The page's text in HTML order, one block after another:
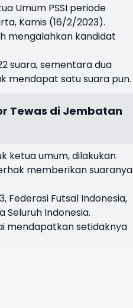
Umum PSSI periode
Kamis (16/2/2023).
mengalahkan kandidat
suara, sementara dua
mendapat satu suara pun.
Tewas di Jembatan
ketua umum, dilakukan
memberikan suaranya
Federasi Futsal Indonesia,
Seluruh Indonesia.
mendapatkan setidaknya